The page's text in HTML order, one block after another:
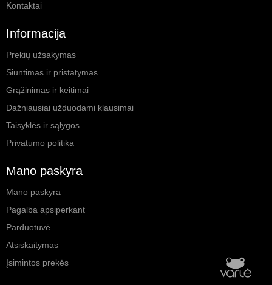
Kontaktai
Informacija
Prekių užsakymas
Siuntimas ir pristatymas
Grąžinimas ir keitimai
Dažniausiai užduodami klausimai
Taisyklės ir sąlygos
Privatumo politika
Mano paskyra
Mano paskyra
Pagalba apsiperkant
Parduotuvė
Atsiskaitymas
Įsimintos prekės